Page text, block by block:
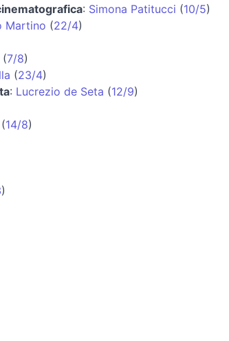
: Simona Patitucci (10/5)
Martino (22/4)
(7/8)
(23/4)
: Lucrezio de Seta (12/9)
(14/8)
)